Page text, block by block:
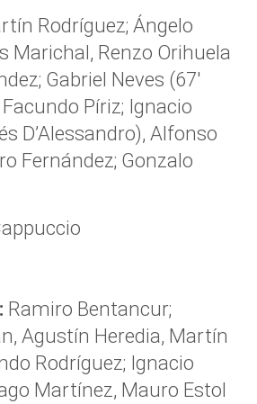
Rodríguez; Ángelo
Marichal, Renzo Orihuela
Gabriel Neves (67′
Píriz; Ignacio
D’Alessandro), Alfonso
Fernández; Gonzalo
Ramiro Bentancur;
Agustín Heredia, Martín
Rodríguez; Ignacio
Martínez, Mauro Estol